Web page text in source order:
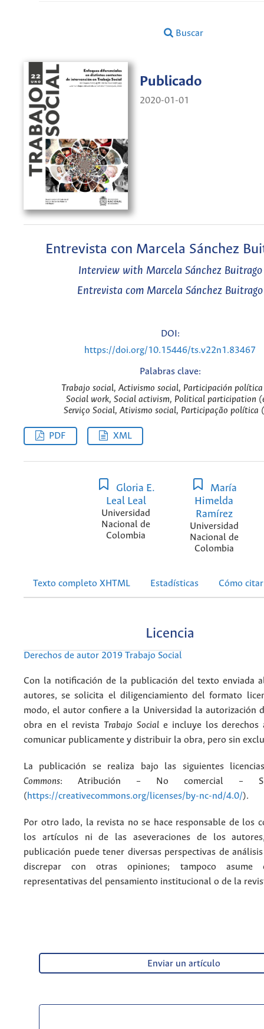
Buscar
Publicado
2020-01-01
Entrevista con Marcela Sánchez
Interview with Marcela Sánchez Buitrago
Entrevista com Marcela Sánchez Buitrago
DOI:
https://doi.org/10.15446/ts.v22n1.83467
Palabras clave:
Trabajo social, Activismo social, Participación política
Social work, Social activism, Political participation
Serviço Social, Ativismo social, Participação política
PDF XML
Gloria E.
Leal Leal
Universidad
Nacional de
Colombia
María
Himelda
Ramírez
Universidad
Nacional de
Colombia
Texto completo XHTML Estadísticas Cómo citar
Licencia
Derechos de autor 2019 Trabajo Social
Con la notificación de la publicación del texto enviada
autores, se solicita el diligenciamiento del formato
modo, el autor confiere a la Universidad la autorización
obra en el revista Trabajo Social e incluye los derechos
comunicar publicamente y distribuir la obra, pero sin
La publicación se realiza bajo las siguientes
Commons: Atribución – No comercial –
(https://creativecommons.org/licenses/by-nc-nd/4.0/).
Por otro lado, la revista no se hace responsable de los
los artículos ni de las aseveraciones de los
publicación puede tener diversas perspectivas de
discrepar con otras opiniones; tampoco asume
representativas del pensamiento institucional o de la
Enviar un artículo